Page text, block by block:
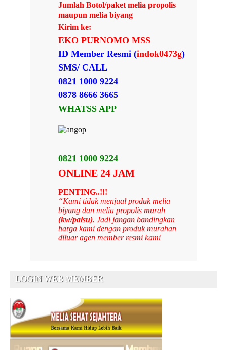
Jumlah Botol/paket melia propolis
maupun melia biyang
Kirim ke:
EKO PURNOMO MSS
ID Member Resmi (indok0473g)
SMS/ CALL
0821 1000 9224
0878 8666 3665
WHATSS APP
0821 1000 9224
ONLINE 24 JAM
PENTING..!!!
“Kami tidak menjual produk melia
biyang dan melia propolis murah
(kw/palsu). Jadi jangan bandingkan
harga kami dengan produk murahan
diluar agen member resmi kami
LOGIN WEB MEMBER